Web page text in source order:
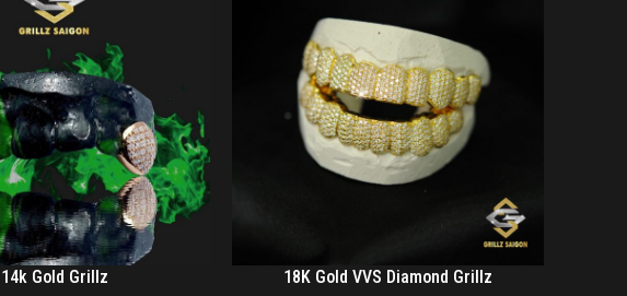
14k Gold Grillz 18K Gold VVS Diamond Grillz